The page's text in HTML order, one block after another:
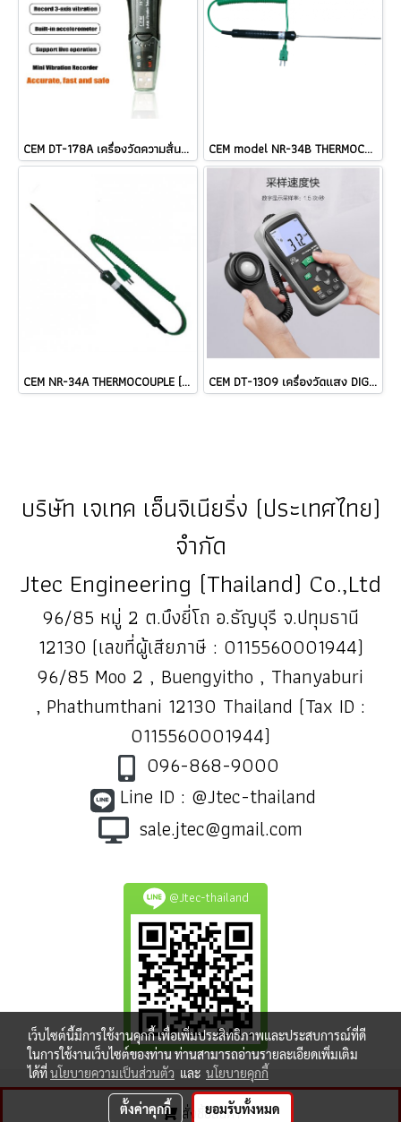
สั่งซื้อสินค้า
CEM DT-178A เครื่องวัดความสั่นสะเทือนแบบ 3-Axis Datalogger ราคา ### CEM model NR-34B THERMOCOUPLE TYPE K ราคา
CEM NR-34A THERMOCOUPLE (TYPE K) Length: 180 mm Cable @ ราคา CEM DT-1309 เครื่องวัดแสง DIGITAL LUX METER ราคา
บริษัท เจเทค เอ็นจิเนียริ่ง (ประเทศไทย)
จำกัด
Jtec Engineering (Thailand) Co.,Ltd
96/85 หมู่ 2 ต.บึงยี่โถ อ.ธัญบุรี จ.ปทุมธานี
12130 (เลขที่ผู้เสียภาษี : 0115560001944)
96/85 Moo 2 , Buengyitho , Thanyaburi
, Phathumthani 12130 Thailand (Tax ID :
0115560001944)
096-868-9000
Line ID : @Jtec-thailand
sale.jtec@gmail.com
@Jtec-thailand
เว็บไซต์นี้มีการใช้งานคุกกี้ เพื่อเพิ่มประสิทธิภาพและประสบการณ์ที่ดี
ในการใช้งานเว็บไซต์ของท่าน ท่านสามารถอ่านรายละเอียดเพิ่มเติม
ได้ที่นโยบายความเป็นส่วนตัว และ นโยบายคุกกี้
ตั้งค่าคุกกี้ ยอมรับทั้งหมด